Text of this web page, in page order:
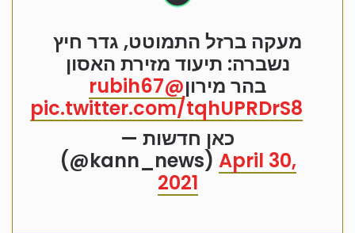
מעקה ברזל התמוטט, גדר חיץ
נשברה: תיעוד מזירת האסון
בהר מירון@rubih67
pic.twitter.com/tqhUPRDrS8
— כאן חדשות
(@kann_news) April 30,
2021